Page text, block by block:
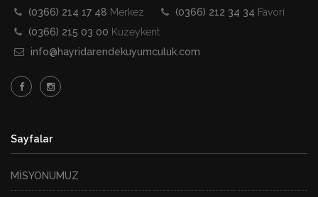
(0366) 214 17 48 Merkez (0366) 212 34 34 Favori
(0366) 215 03 00 Kuzeykent
info@hayridarendekuyumculuk.com
Sayfalar
MİSYONUMUZ